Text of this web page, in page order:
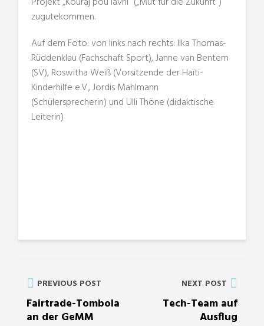
zugutekommen.
Auf dem Foto: von links nach rechts: Ilka Thomas-
Rüddenklau (Fachschaft Sport), Janne van Bentem
(SV), Roswitha Weiß (Vorsitzende der Haïti-
Kinderhilfe e.V., Jordis Mahlmann
(Schülersprecherin) und Ulli Thöne (didaktische
Leiterin)
PREVIOUS POST
Fairtrade-Tombola
an der GeMM
NEXT POST
Tech-Team auf
Ausflug